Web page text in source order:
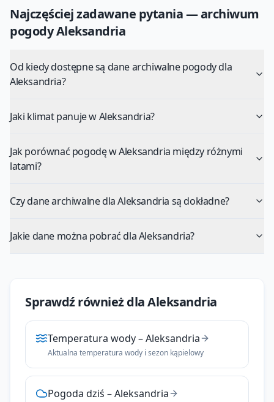
Najczęściej zadawane pytania — archiwum
pogodyAleksandria
Od kiedy dostępne są dane archiwalne pogody dla
Aleksandria?
Jaki klimat panuje w Aleksandria?
Jak porównać pogodę w Aleksandria między różnymi
latami?
Czy dane archiwalne dla Aleksandria są dokładne?
Jakie dane można pobrać dla Aleksandria?
Sprawdź również dlaAleksandria
Temperatura wody–Aleksandria
Aktualna temperatura wody i sezon kąpielowy
Pogoda dziś –Aleksandria